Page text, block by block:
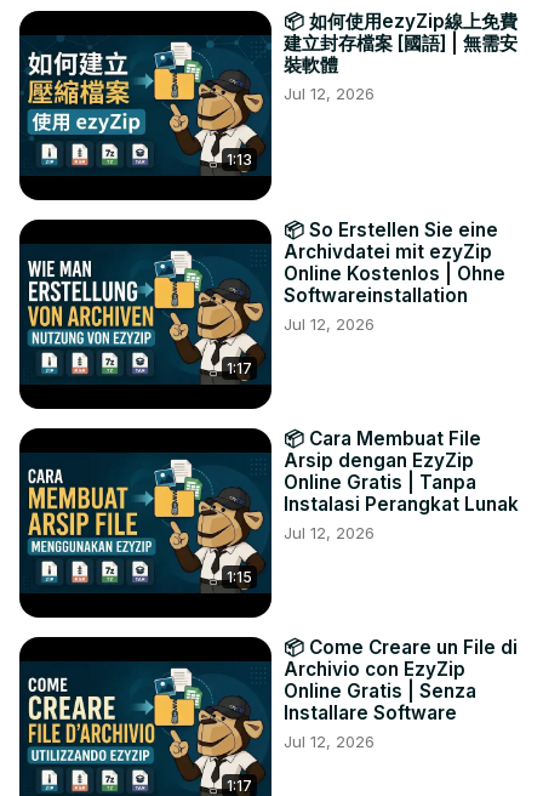
1:13
📦 如何使用ezyZip線上免費
建立封存檔案 [國語] | 無需安
裝軟體
Jul 12, 2026
1:17
📦 So Erstellen Sie eine
Archivdatei mit ezyZip
Online Kostenlos | Ohne
Softwareinstallation
Jul 12, 2026
1:15
📦 Cara Membuat File
Arsip dengan EzyZip
Online Gratis | Tanpa
Instalasi Perangkat Lunak
Jul 12, 2026
1:17
📦 Come Creare un File di
Archivio con EzyZip
Online Gratis | Senza
Installare Software
Jul 12, 2026